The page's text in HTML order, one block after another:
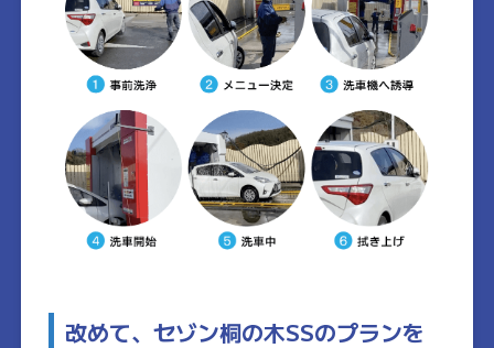
改めて、セゾン桐の木SSのプランを